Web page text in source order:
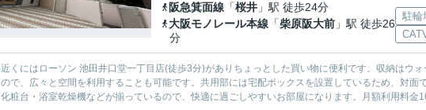
阪急箕面線 「桜井 」駅 徒歩24分
大阪モノレール本線 「柴原阪大前 」駅 徒歩26
分
駐輪
近くにはローソン 池田井口堂一丁目店(徒歩3分)がありちょっとした買い物に便利です。収納はウ
ので、広々と空間を利用することも可能です。共用部には宅配ボックスを設置しているため、対面
化粧台・浴室乾燥機などが揃っているので、快適に過ごしやすいお部屋になります。月額利用料金